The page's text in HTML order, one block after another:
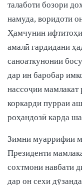
талаботи бозори
намуда, воридоти
Ҳамчунин
амалӣ гардидани
саноаткунонии
дар ин баробар
нассоҷии
коркарди пурраи
роҳандозӣ карда
Зимни муаррифии
Президенти
сохтмони навбати
дар он сехи